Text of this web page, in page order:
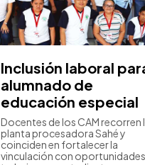
Inclusión laboral
alumnado de
educación especial
Docentes de los CAM recorren
planta procesadora Sahé y
coinciden en fortalecer la
vinculación con